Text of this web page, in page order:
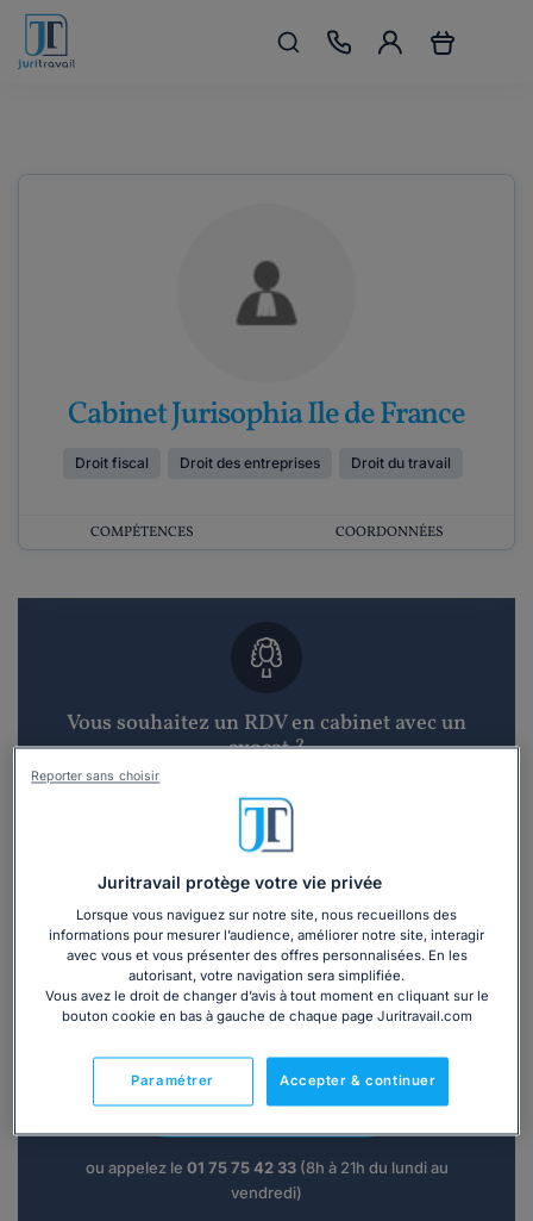
Cabinet Jurisophia Ile de France
Droit fiscal Droit des entreprises Droit du travail
COMPÉTENCES COORDONNÉES
Vous souhaitez un RDV en cabinet avec un
avocat ?
Recevoir des devis d'avocats
Vous souhaitez une consultation par
téléphone ?
Consulter immédiatement
ou appelez le 01 75 75 42 33(8h à 21h du lundi au
vendredi)
Juritravail protège votre vie privée
Lorsque vous naviguez sur notre site, nous recueillons des
informations pour mesurer l’audience, améliorer notre site, interagir
avec vous et vous présenter des offres personnalisées. En les
autorisant, votre navigation sera simplifiée.
Vous avez le droit de changer d’avis à tout moment en cliquant sur le
bouton cookie en bas à gauche de chaque page Juritravail.com
Accepter & continuer
Paramétrer
Reporter sans choisir